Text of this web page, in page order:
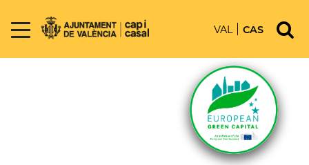
VAL CAS